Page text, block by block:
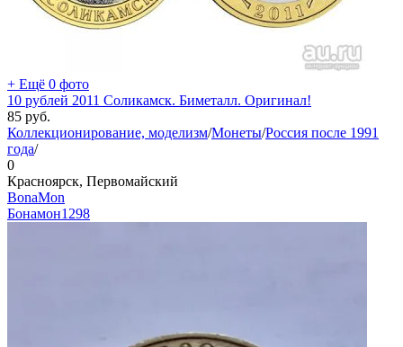
+ Ещё 0 фото
10 рублей 2011 Соликамск. Биметалл. Оригинал!
85 руб.
Коллекционирование, моделизм/Монеты/Россия после 1991
года/
0
Красноярск, Первомайский
BonaMon
Бонамон1298